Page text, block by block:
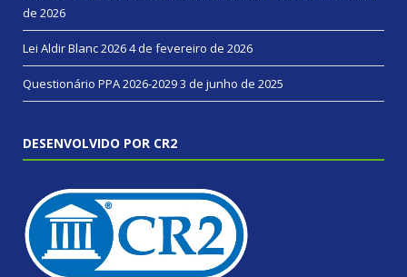
de 2026
Lei Aldir Blanc 20264 de fevereiro de 2026
Questionário PPA 2026-20293 de junho de 2025
DESENVOLVIDO POR CR2